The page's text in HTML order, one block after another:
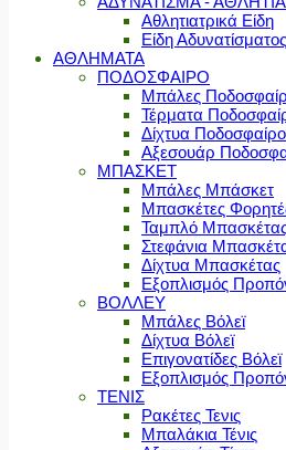
Αθλητιατρικά Είδη
Είδη Αδυνατίσματος
ΑΘΛΗΜΑΤΑ
ΠΟΔΟΣΦΑΙΡΟ
Μπάλες
Τέρματα
Δίχτυα
Αξεσουάρ
ΜΠΑΣΚΕΤ
Μπάλες Μπάσκετ
Μπασκέτες
Ταμπλό
Στεφάνια
Δίχτυα Μπασκέτας
Εξοπλισμός
ΒΟΛΛΕΥ
Μπάλες Βόλεϊ
Δίχτυα Βόλεϊ
Επιγονατίδες Βόλεϊ
Εξοπλισμός
ΤΕΝΙΣ
Ρακέτες Τενις
Μπαλάκια Τένις